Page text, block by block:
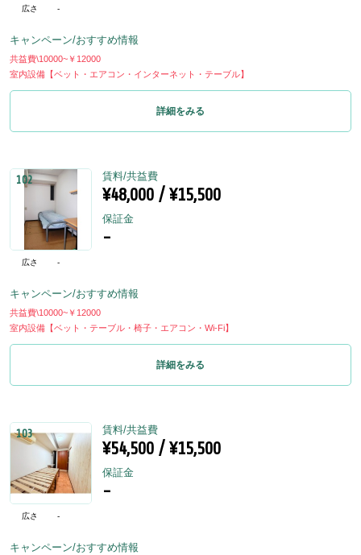
広さ -
キャンペーン/おすすめ情報
共益費\10000~￥12000
室内設備【ベット・エアコン・インターネット・テーブル】
詳細をみる
102
広さ -
賃料/共益費
¥48,000 / ¥15,500
保証金
-
キャンペーン/おすすめ情報
共益費\10000~￥12000
室内設備【ベット・テーブル・椅子・エアコン・Wi-Fi】
詳細をみる
103
広さ -
賃料/共益費
¥54,500 / ¥15,500
保証金
-
キャンペーン/おすすめ情報